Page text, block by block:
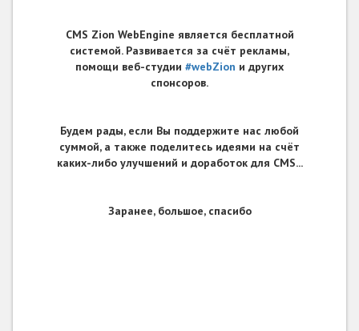
CMS Zion WebEngine является бесплатной
системой. Развивается за счёт рекламы,
помощи веб-студии #webZion и других
спонсоров.
Будем рады, если Вы поддержите нас любой
суммой, а также поделитесь идеями на счёт
каких-либо улучшений и доработок для CMS...
Заранее, большое, спасибо